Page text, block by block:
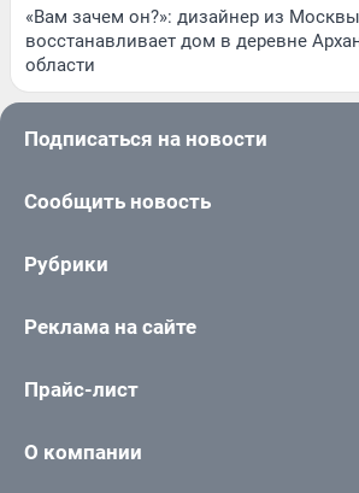
«Вам зачем он?»: дизайнер из
восстанавливает дом в деревне
области
Подписаться на новости
Сообщить новость
Рубрики
Реклама на сайте
Прайс-лист
О компании